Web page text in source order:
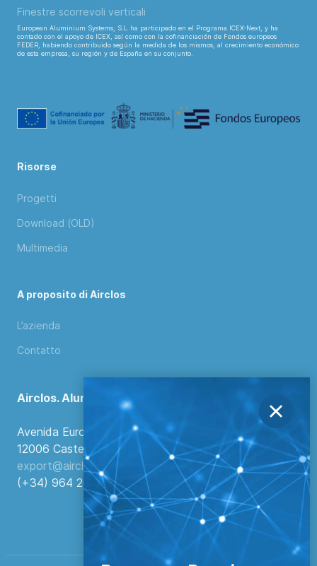
Finestre scorrevoli verticali
European Aluminium Systems, S.L. ha participado en el Programa ICEX-Next, y ha
contado con el apoyo de ICEX, así como con la cofinanciación de Fondos europeos
FEDER, habiendo contribuido según la medida de los mismos, al crecimiento económico
de esta empresa, su región y de España en su conjunto.
Risorse
Progetti
Download (OLD)
Multimedia
A proposito di Airclos
L’azienda
Contatto
Airclos. Aluminium Systems
Avenida Europa, 103
12006 Castellón de la Plana, Spagna.
export@airclos.com
(+34) 964 260 849